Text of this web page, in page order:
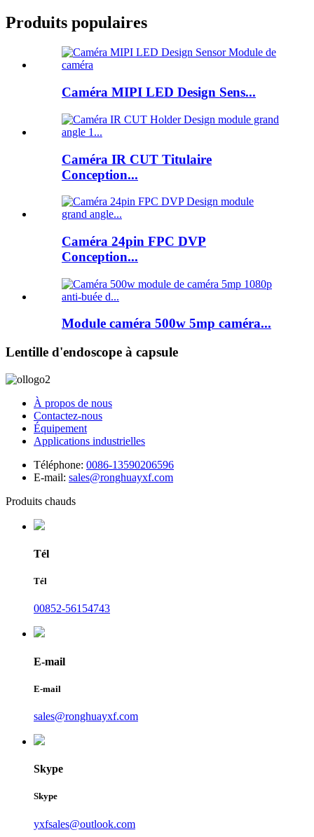
Produits populaires
Caméra MIPI LED Design Sens...
Caméra IR CUT Titulaire
Conception...
Caméra 24pin FPC DVP
Conception...
Module caméra 500w 5mp caméra...
Lentille d'endoscope à capsule
À propos de nous
Contactez-nous
Équipement
Applications industrielles
Téléphone: 0086-13590206596
E-mail: sales@ronghuayxf.com
Produits chauds
Tél
Tél
00852-56154743
E-mail
E-mail
sales@ronghuayxf.com
Skype
Skype
yxfsales@outlook.com